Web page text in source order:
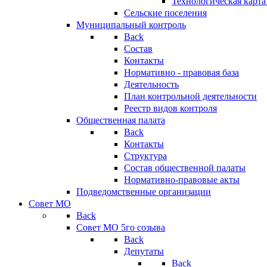
Сельские поселения
Муниципальный контроль
Back
Состав
Контакты
Нормативно - правовая база
Деятельность
План контрольной деятельности
Реестр видов контроля
Общественная палата
Back
Контакты
Структура
Состав общественной палаты
Нормативно-правовые акты
Подведомственные организации
Совет МО
Back
Совет МО 5го созыва
Back
Депутаты
Back